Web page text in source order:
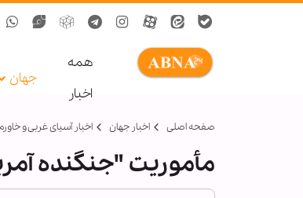
همه
اخبار
جهان
صفحه اصلی اخبار جهان اخبار آسیای غربی و
مأموریت "جنگنده